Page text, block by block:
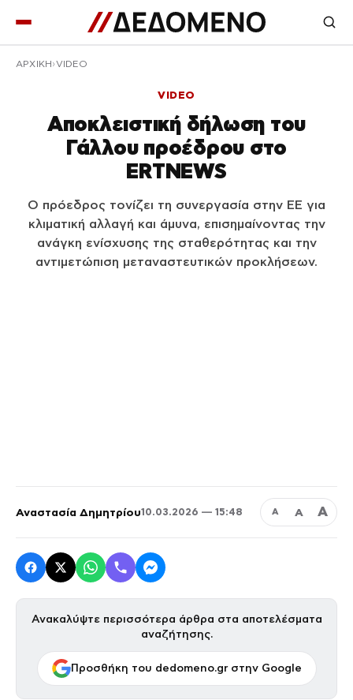
ΑΡΧΙΚΉ VIDEO
VIDEO
Αποκλειστική δήλωση του
Γάλλου προέδρου στο
ERTNEWS
Ο πρόεδρος τονίζει τη συνεργασία στην ΕΕ για
κλιματική αλλαγή και άμυνα, επισημαίνοντας την
ανάγκη ενίσχυσης της σταθερότητας και την
αντιμετώπιση μεταναστευτικών προκλήσεων.
Αναστασία Δημητρίου10.03.2026 — 15:48 Α Α Α
Ανακαλύψτε περισσότερα άρθρα στα αποτελέσματα
αναζήτησης.
Προσθήκη του dedomeno.gr στην Google